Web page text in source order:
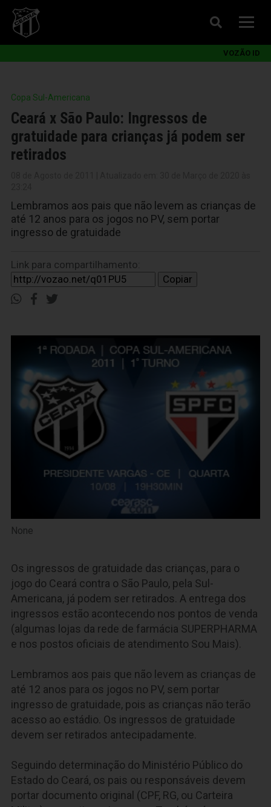
VOZÃO ID
Copa Sul-Americana
Ceará x São Paulo: Ingressos de
gratuidade para crianças já podem ser
retirados
Lembramos aos pais que não levem as crianças de
até 12 anos para os jogos no PV, sem portar
ingresso de gratuidade
Link para compartilhamento:
Copiar
None
Os ingressos de gratuidade das crianças, para o
jogo do Ceará contra o São Paulo, pela Sul-
Americana, já podem ser retirados. A entrega dos
ingressos estão acontecendo nos pontos de venda
(algumas lojas da rede de farmácia SUPERPHARMA
e nos postos oficiais de atendimento Sou Mais).
Lembramos aos pais que não levem as crianças de
até 12 anos para os jogos no PV, sem portar
ingresso de gratuidade, pois as crianças não terão
acesso ao estádio. Os ingressos de gratuidade
devem ser retirados antecipadamente.
Seguindo determinação do Ministério Público do
Estado do Ceará, os pais ou responsáveis devem
portar documento original (CPF, RG, ou Carteira